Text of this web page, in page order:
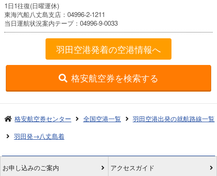
1日1往復(日曜運休)
東海汽船八丈島支店：04996-2-1211
当日運航状況案内テープ：04996-9-0033
羽田空港発着の空港情報へ
格安航空券を検索する
格安航空券センター 全国空港一覧
羽田空港出発の就航路線一覧
羽田発→八丈島着
お申し込みのご案内 アクセスガイド